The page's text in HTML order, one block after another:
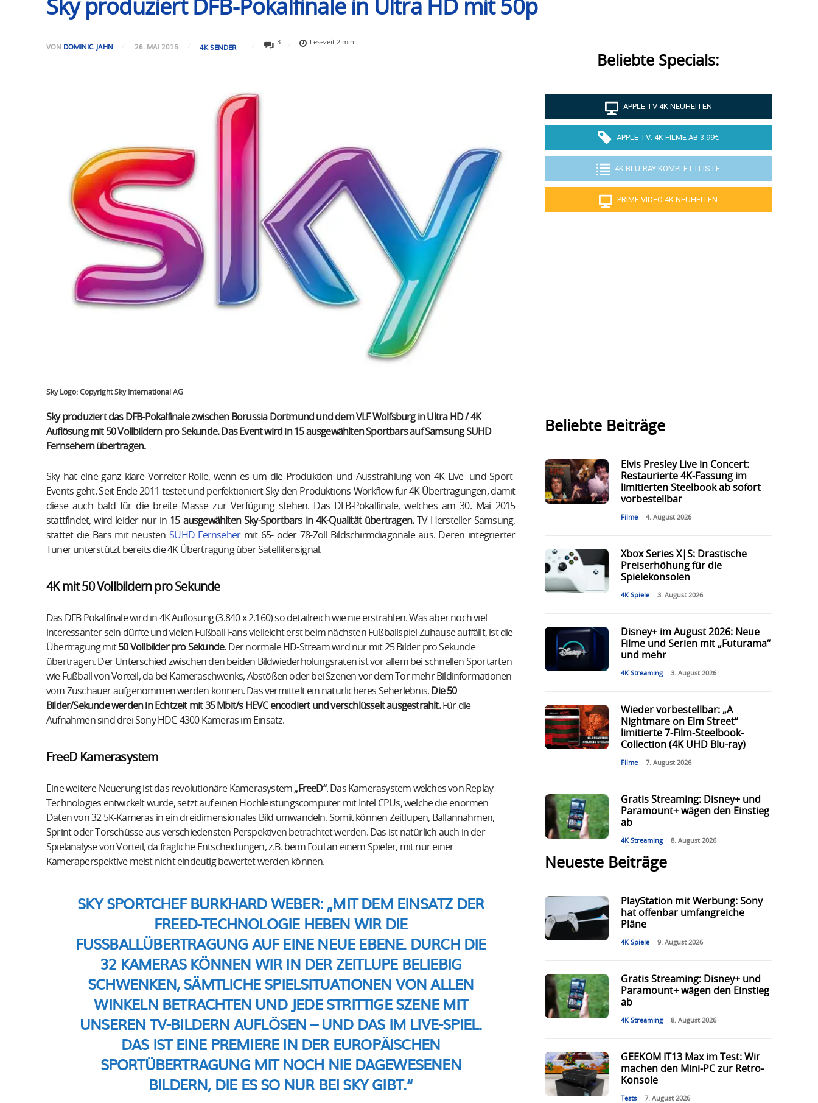
Sky produziert DFB-Pokalfinale in Ultra HD mit 50p
VON DOMINIC JAHN 26. MAI 2015 4K SENDER
3 Lesezeit2 min.
Sky Logo: Copyright Sky International AG
Sky produziert das DFB-Pokalfinale zwischen Borussia Dortmund und dem VLF Wolfsburg in Ultra HD / 4K
Auflösung mit 50 Vollbildern pro Sekunde. Das Event wird in 15 ausgewählten Sportbars auf Samsung SUHD
Fernsehern übertragen.
Sky hat eine ganz klare Vorreiter-Rolle, wenn es um die Produktion und Ausstrahlung von 4K Live- und Sport-
Events geht. Seit Ende 2011 testet und perfektioniert Sky den Produktions-Workflow für 4K Übertragungen, damit
diese auch bald für die breite Masse zur Verfügung stehen. Das DFB-Pokalfinale, welches am 30. Mai 2015
stattfindet, wird leider nur in 15 ausgewählten Sky-Sportbars in 4K-Qualität übertragen.TV-Hersteller Samsung,
stattet die Bars mit neustenSUHD Fernsehermit 65- oder 78-Zoll Bildschirmdiagonale aus. Deren integrierter
Tuner unterstützt bereits die 4K Übertragung über Satellitensignal.
4K mit 50 Vollbildern pro Sekunde
Das DFB Pokalfinale wird in 4K Auflösung (3.840 x 2.160) so detailreich wie nie erstrahlen. Was aber noch viel
interessanter sein dürfte und vielen Fußball-Fans vielleicht erst beim nächsten Fußballspiel Zuhause auffällt, ist die
Übertragung mit50 Vollbilder pro Sekunde.Der normale HD-Stream wird nur mit 25 Bilder pro Sekunde
übertragen. Der Unterschied zwischen den beiden Bildwiederholungsraten ist vor allem bei schnellen Sportarten
wie Fußball von Vorteil, da bei Kameraschwenks, Abstößen oder bei Szenen vor dem Tor mehr Bildinformationen
vom Zuschauer aufgenommen werden können. Das vermittelt ein natürlicheres Seherlebnis. Die 50
Bilder/Sekunde werden in Echtzeit mit 35 Mbit/s HEVC encodiert und verschlüsselt ausgestrahlt.Für die
Aufnahmen sind drei Sony HDC-4300 Kameras im Einsatz.
FreeD Kamerasystem
Eine weitere Neuerung ist das revolutionäre Kamerasystem „FreeD“. Das Kamerasystem welches von Replay
Technologies entwickelt wurde, setzt auf einen Hochleistungscomputer mit Intel CPUs, welche die enormen
Daten von 32 5K-Kameras in ein dreidimensionales Bild umwandeln. Somit können Zeitlupen, Ballannahmen,
Sprint oder Torschüsse aus verschiedensten Perspektiven betrachtet werden. Das ist natürlich auch in der
Spielanalyse von Vorteil, da fragliche Entscheidungen, z.B. beim Foul an einem Spieler, mit nur einer
Kameraperspektive meist nicht eindeutig bewertet werden können.
SKY SPORTCHEF BURKHARD WEBER:„MIT DEM EINSATZ DER
FREED-TECHNOLOGIE HEBEN WIR DIE
FUSSBALLÜBERTRAGUNG AUF EINE NEUE EBENE. DURCH DIE 3
2 KAMERAS KÖNNEN WIR IN DER ZEITLUPE BELIEBIG S
CHWENKEN, SÄMTLICHE SPIELSITUATIONEN VON ALLEN W
INKELN BETRACHTEN UND JEDE STRITTIGE SZENE MIT U
NSEREN TV-BILDERN AUFLÖSEN – UND DAS IM LIVE-SPIEL. D
AS IST EINE PREMIERE IN DER EUROPÄISCHEN S
PORTÜBERTRAGUNG MIT NOCH NIE DAGEWESENEN B
ILDERN, DIE ES SO NUR BEI SKY GIBT.“
Beliebte Specials:
APPLE TV 4K NEUHEITEN
APPLE TV: 4K FILME AB 3.99€
4K BLU-RAY KOMPLETTLISTE
PRIME VIDEO 4K NEUHEITEN
Beliebte Beiträge
Elvis Presley Live in Concert:
Restaurierte 4K-Fassung im
limitierten Steelbook ab sofort
vorbestellbar
Filme 4. August 2026
Xbox Series X|S: Drastische
Preiserhöhung für die
Spielekonsolen
4K Spiele 3. August 2026
Disney+ im August 2026: Neue
Filme und Serien mit „Futurama“
und mehr
4K Streaming 3. August 2026
Wieder vorbestellbar: „A
Nightmare on Elm Street“
limitierte 7-Film-Steelbook-
Collection (4K UHD Blu-ray)
Filme 7. August 2026
Gratis Streaming: Disney+ und
Paramount+ wägen den Einstieg
ab
4K Streaming 8. August 2026
Neueste Beiträge
PlayStation mit Werbung: Sony
hat offenbar umfangreiche
Pläne
4K Spiele 9. August 2026
Gratis Streaming: Disney+ und
Paramount+ wägen den Einstieg
ab
4K Streaming 8. August 2026
GEEKOM IT13 Max im Test: Wir
machen den Mini-PC zur Retro-
Konsole
Tests 7. August 2026